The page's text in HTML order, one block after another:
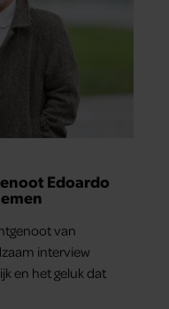
Edoardo
van
interview
en het geluk dat